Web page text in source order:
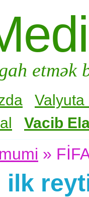
Valyuta
Vacib
»
ilk